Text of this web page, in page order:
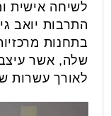
לשיחה אישית
התרבות יואב
בתחנות
שלה, אשר
לאורך עשרות